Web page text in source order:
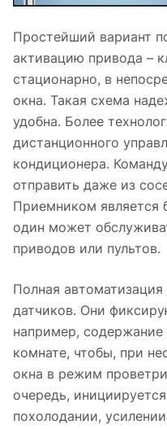
Простейший вариант
активацию привода –
стационарно, в
окна. Такая схема
удобна. Более
дистанционного
кондиционера.
отправить даже из
Приемником является
один может
приводов или пультов.
Полная
датчиков. Они
например,
комнате, чтобы, при
окна в режим
очередь,
похолодании,